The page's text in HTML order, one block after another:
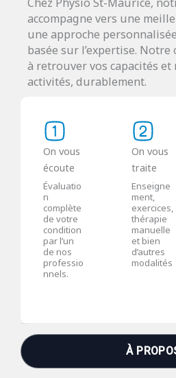
accompagne vers une
une approche
basée sur l’expertise.
à retrouver vos capacités et
activités, durablement.
On vous
écoute
Évaluatio
n
complète
de votre
condition
par l’un
de nos
professio
nnels.
On vous
traite
Enseigne
ment,
exercices,
thérapie
manuelle
et bien
d’autres
modalités
À